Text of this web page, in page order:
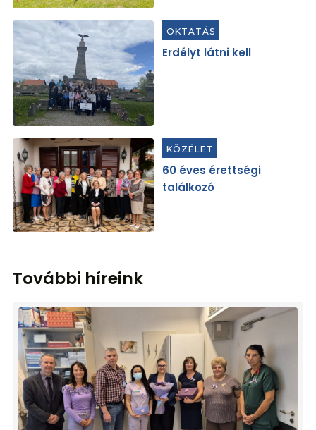
OKTATÁS
Erdélyt látni kell
KÖZÉLET
60 éves érettségi
találkozó
További híreink